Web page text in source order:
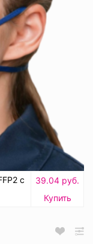
с
39.04 руб.
Купить